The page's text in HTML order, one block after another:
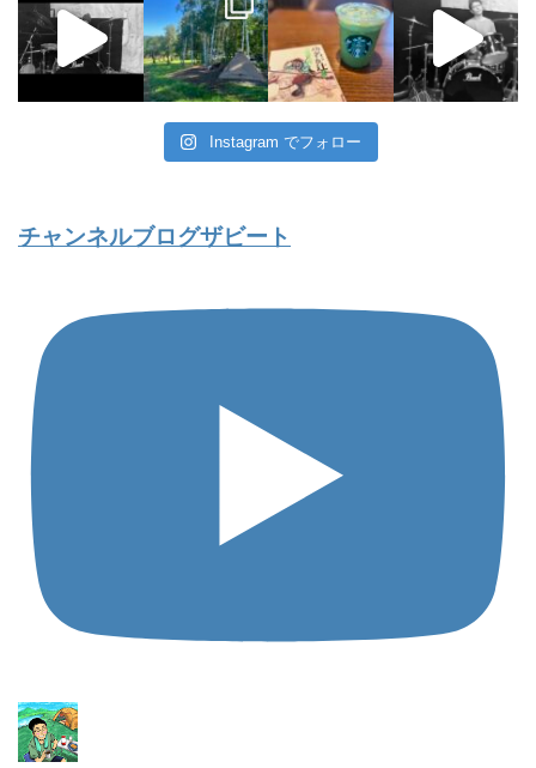
Instagram でフォロー
チャンネルブログザビート